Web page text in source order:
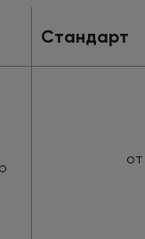
Стандарт